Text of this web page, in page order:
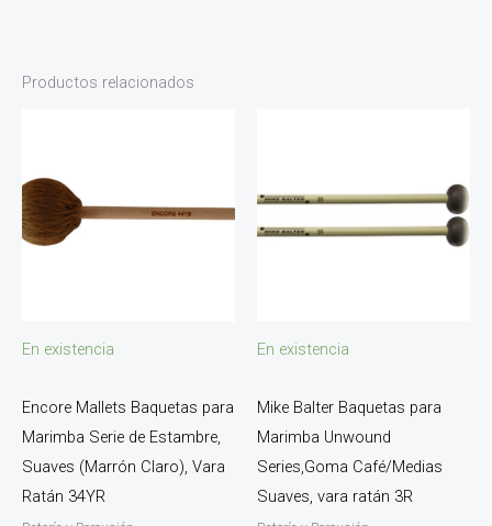
Productos relacionados
En existencia
Encore Mallets Baquetas para
Marimba Serie de Estambre,
Suaves (Marrón Claro), Vara
Ratán 34YR
En existencia
Mike Balter Baquetas para
Marimba Unwound
Series,Goma Café/Medias
Suaves, vara ratán 3R